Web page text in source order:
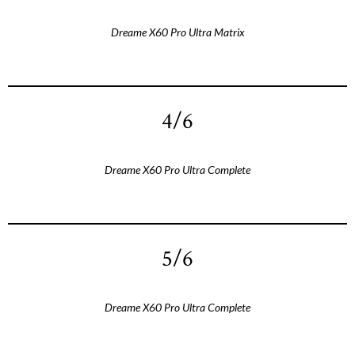
Dreame X60 Pro Ultra Matrix
4/6
Dreame X60 Pro Ultra Complete
5/6
Dreame X60 Pro Ultra Complete